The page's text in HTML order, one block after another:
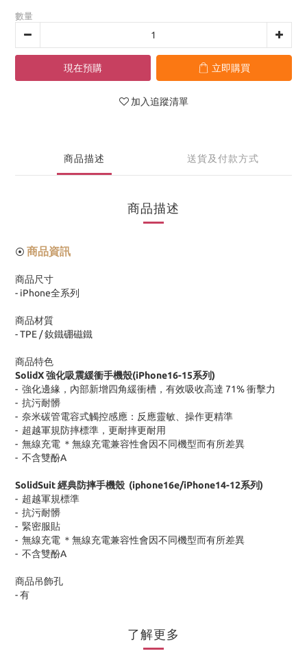
數量
現在預購 立即購買
加入追蹤清單
商品描述 送貨及付款方式
商品描述
⦿ 商品資訊
商品尺寸
- iPhone全系列
商品材質
- TPE /釹鐵硼磁鐵
商品特色
SolidX強化吸震緩衝手機殼(iPhone16-15系列)
- 強化邊緣，內部新增四角緩衝槽，有效吸收高達 71%衝擊力
- 抗污耐髒
- 奈米碳管電容式觸控感應：反應靈敏、操作更精準
- 超越軍規防摔標準，更耐摔更耐用
- 無線充電 ＊無線充電兼容性會因不同機型而有所差異
- 不含雙酚A
SolidSuit經典防摔手機殼 (iphone16e/iPhone14-12系列)
- 超越軍規標準
- 抗污耐髒
- 緊密服貼
- 無線充電 ＊無線充電兼容性會因不同機型而有所差異
- 不含雙酚A
商品吊飾孔
-有
了解更多